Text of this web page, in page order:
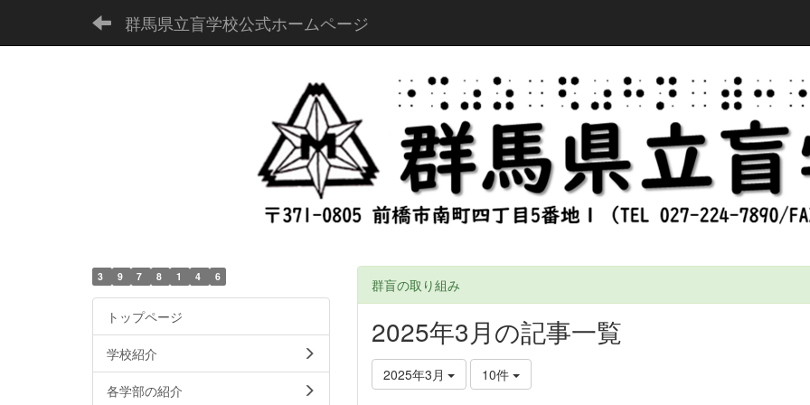
群馬県立盲学校公式ホームページ
群盲の取り組み
2025年3月の記事一覧
2025年3月 10件
3 9 7 8 1 4 6
トップページ
学校紹介
各学部の紹介